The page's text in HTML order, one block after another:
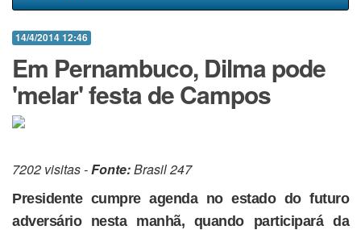
14/4/2014 12:46
Em Pernambuco, Dilma pode
'melar' festa de Campos
7202 visitas -Fonte:Brasil 247
Presidente cumpre agenda no estado do futuro
adversário nesta manhã, quando participará da